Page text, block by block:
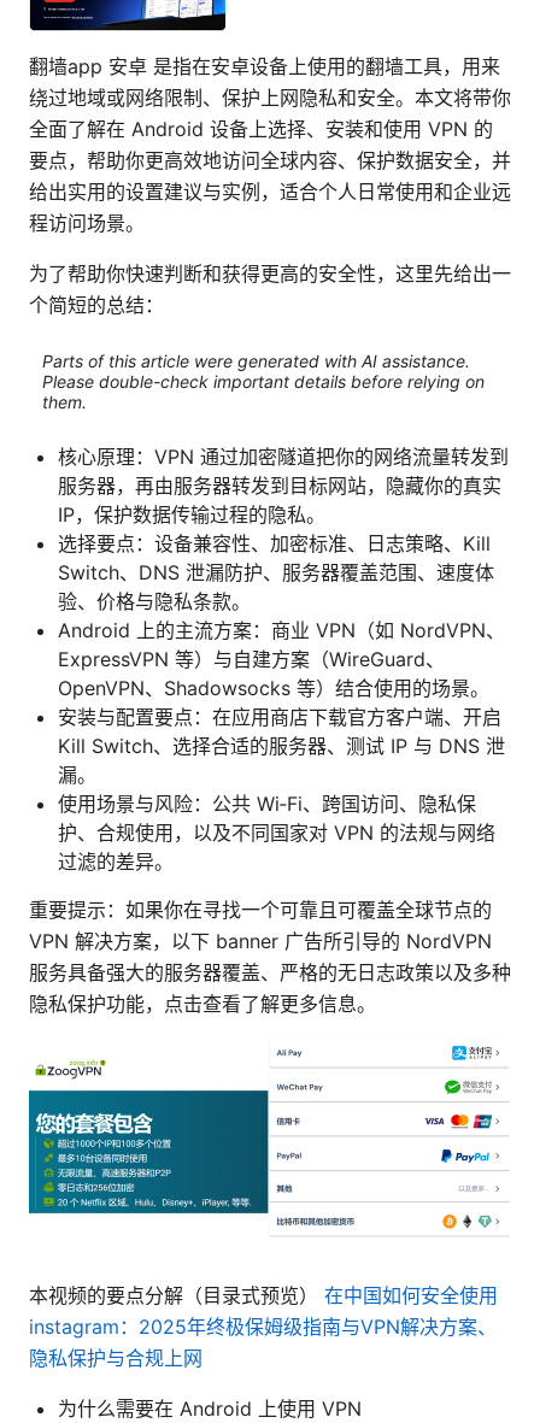
翻墙app 安卓 是指在安卓设备上使用的翻墙工具，用来
绕过地域或网络限制、保护上网隐私和安全。本文将带你
全面了解在 Android 设备上选择、安装和使用 VPN 的
要点，帮助你更高效地访问全球内容、保护数据安全，并
给出实用的设置建议与实例，适合个人日常使用和企业远
程访问场景。
为了帮助你快速判断和获得更高的安全性，这里先给出一
个简短的总结：
Parts of this article were generated with AI assistance.
Please double-check important details before relying on
them.
核心原理：VPN 通过加密隧道把你的网络流量转发到
服务器，再由服务器转发到目标网站，隐藏你的真实
IP，保护数据传输过程的隐私。
选择要点：设备兼容性、加密标准、日志策略、Kill
Switch、DNS 泄漏防护、服务器覆盖范围、速度体
验、价格与隐私条款。
Android 上的主流方案：商业 VPN（如 NordVPN、
ExpressVPN 等）与自建方案（WireGuard、
OpenVPN、Shadowsocks 等）结合使用的场景。
安装与配置要点：在应用商店下载官方客户端、开启
Kill Switch、选择合适的服务器、测试 IP 与 DNS 泄
漏。
使用场景与风险：公共 Wi‑Fi、跨国访问、隐私保
护、合规使用，以及不同国家对 VPN 的法规与网络
过滤的差异。
重要提示：如果你在寻找一个可靠且可覆盖全球节点的
VPN 解决方案，以下 banner 广告所引导的 NordVPN
服务具备强大的服务器覆盖、严格的无日志政策以及多种
隐私保护功能，点击查看了解更多信息。
本视频的要点分解（目录式预览） 在中国如何安全使用
instagram：2025年终极保姆级指南与VPN解决方案、
隐私保护与合规上网
为什么需要在 Android 上使用 VPN